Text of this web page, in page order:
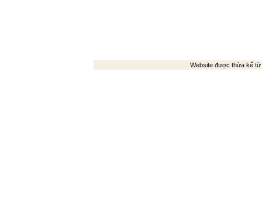
Website được thừa kế từ